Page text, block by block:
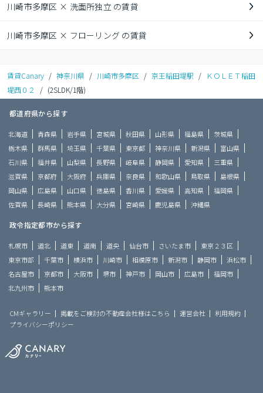
川崎市多摩区 × 洗面所独立 の賃貸
川崎市多摩区 × フローリング の賃貸
賃貸Canary / 神奈川県 / 川崎市多摩区 / 京王稲田堤駅 /
ＫＯＬＥＴ稲田
堤西０２
/ (2SLDK/1階)
都道府県から探す
北海道 青森県 岩手県 宮城県 秋田県 山形県 福島県
茨城県
栃木県
群馬県 埼玉県 千葉県 東京都 神奈川県 新潟県
富山県
石川県
福井県 山梨県 長野県 岐阜県 静岡県 愛知県
三重県
滋賀県
京都府 大阪府 兵庫県 奈良県 和歌山県 鳥取県
島根県
岡山県
広島県 山口県 徳島県 香川県 愛媛県 高知県
福岡県
佐賀県
長崎県 熊本県 大分県 宮崎県 鹿児島県 沖縄県
政令指定都市から探す
札幌市 道北 道東 道南 道央 仙台市 さいたま市
東京２３区
東京市部
千葉市 横浜市 川崎市 相模原市 新潟市 静岡市
浜松市
名古屋市
京都市 大阪市 堺市 神戸市 岡山市 広島市
福岡市
北九州市
熊本市
CMギャラリー 掲載をご検討の不動産会社様はこちら 運営会社
利用規約
プライバシーポリシー